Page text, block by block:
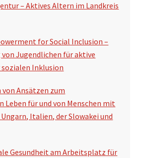
– Aktives Altern im Landkreis
for Social Inclusion –
Jugendlichen für aktive
Inklusion
von Ansätzen zum
für und von Menschen mit
Italien, der Slowakei und
Gesundheit am Arbeitsplatz für